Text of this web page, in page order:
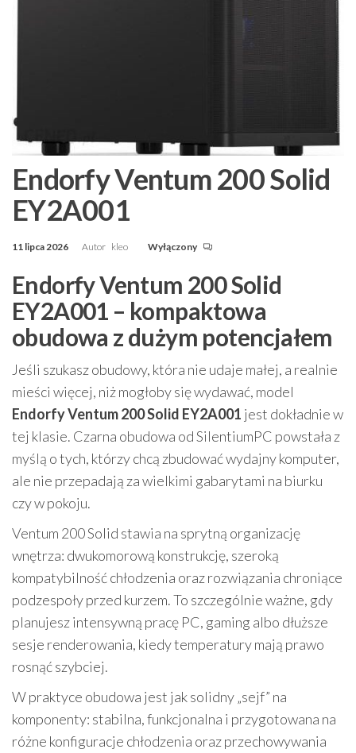
Endorfy Ventum 200 Solid
EY2A001
11 lipca 2026 Autor kleo Wyłączony
Endorfy Ventum 200 Solid
EY2A001 – kompaktowa
obudowa z dużym potencjałem
Jeśli szukasz obudowy, która nie udaje małej, a realnie
mieści więcej, niż mogłoby się wydawać, model
Endorfy Ventum 200 Solid EY2A001 jest dokładnie w
tej klasie. Czarna obudowa od SilentiumPC powstała z
myślą o tych, którzy chcą zbudować wydajny komputer,
ale nie przepadają za wielkimi gabarytami na biurku
czy w pokoju.
Ventum 200 Solid stawia na sprytną organizację
wnętrza: dwukomorową konstrukcję, szeroką
kompatybilność chłodzenia oraz rozwiązania chroniące
podzespoły przed kurzem. To szczególnie ważne, gdy
planujesz intensywną pracę PC, gaming albo dłuższe
sesje renderowania, kiedy temperatury mają prawo
rosnąć szybciej.
W praktyce obudowa jest jak solidny „sejf” na
komponenty: stabilna, funkcjonalna i przygotowana na
różne konfiguracje chłodzenia oraz przechowywania